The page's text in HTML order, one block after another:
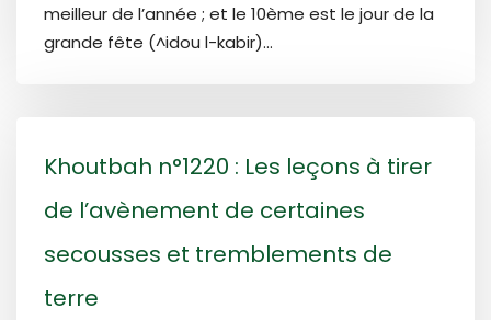
meilleur de l’année ; et le 10ème est le jour de la
grande fête (^idou l-kabir)...
Khoutbah n°1220 : Les leçons à tirer
de l’avènement de certaines
secousses et tremblements de
terre